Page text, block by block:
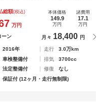
電動チルト・テレスコス
ワーシート／サイド・バ
総額(税込)
万円
本体価格
149.9
万円
諸費用
17.1
万円
ーン 月々 18,400 円
2016年 走行
3.0万km
車検整備付 排気
3700cc
法定整備付 修復
なし
保証付 (12ヶ月・走行無制限)